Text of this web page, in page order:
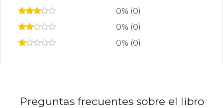
0% (0)
0% (0)
0% (0)
Preguntas frecuentes sobre el libro